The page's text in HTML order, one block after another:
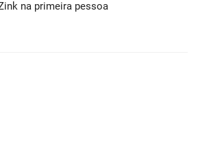
na primeira pessoa